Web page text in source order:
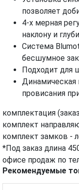
позволяет
4-х мерная
наклону и
Система
бесшумное
Подходит для
Динамическая
провисания
комплектация
комплект
комплект замков -
*Под заказ длина
офисе продаж по
Рекомендуемые